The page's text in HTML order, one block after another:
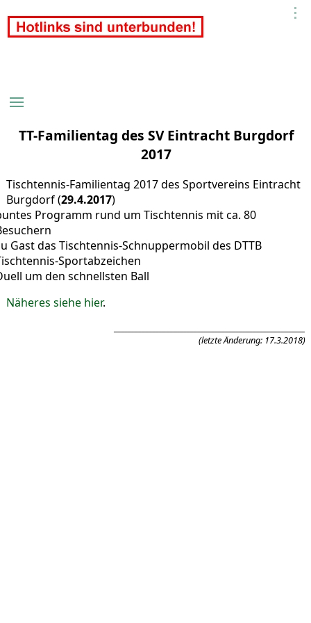
TT-Familientag des SV Eintracht Burgdorf
2017
Tischtennis-Familientag 2017 des Sportvereins Eintracht
Burgdorf (29.4.2017)
Programm rund um Tischtennis mit ca. 80
Gast das Tischtennis-Schnuppermobil des DTTB
Sportabzeichen
um den schnellsten Ball
Näheres siehe hier.
(letzte Änderung: 17.3.2018)